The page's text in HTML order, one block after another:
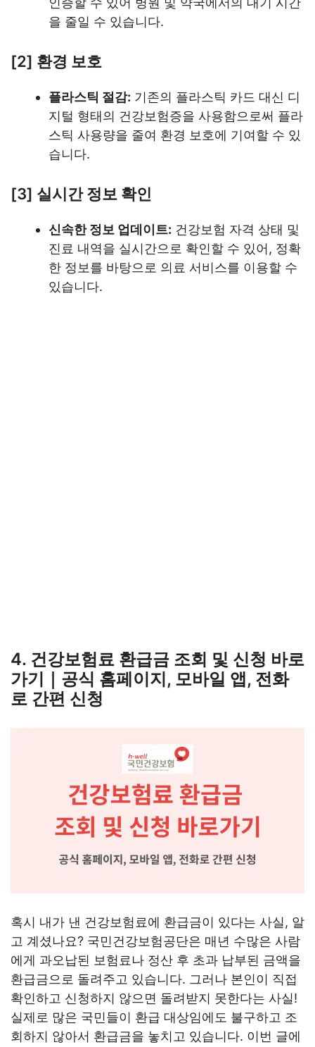
을 줄일 수 있습니다.
[2] 환경 보호
플라스틱 절감: 기존의 플라스틱 카드 대신 디
지털 형태의 건강보험증을 사용함으로써 플라
스틱 사용량을 줄여 환경 보호에 기여할 수 있
습니다.
[3] 실시간 정보 확인
신속한 정보 업데이트: 건강보험 자격 상태 및
진료 내역을 실시간으로 확인할 수 있어, 정확
한 정보를 바탕으로 의료 서비스를 이용할 수
있습니다.
4. 건강보험료 환급금 조회 및 신청 바로
가기｜공식 홈페이지, 모바일 앱, 전화
로 간편 신청
혹시 내가 낸 건강보험료에 환급금이 있다는 사실, 알
고 계셨나요? 국민건강보험공단은 매년 수많은 사람
에게 과오납된 보험료나 정산 후 초과 납부된 금액을
환급금으로 돌려주고 있습니다. 그러나 본인이 직접
확인하고 신청하지 않으면 돌려받지 못한다는 사실!
실제로 많은 국민들이 환급 대상임에도 불구하고 조
회하지 않아서 환급금을 놓치고 있습니다. 이번 글에